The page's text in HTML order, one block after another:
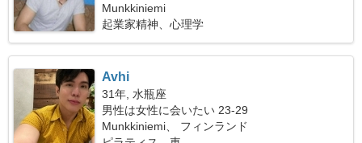
Munkkiniemi
起業家精神、心理学
Avhi
31年, 水瓶座
男性は女性に会いたい 23-29
Munkkiniemi、 フィンランド